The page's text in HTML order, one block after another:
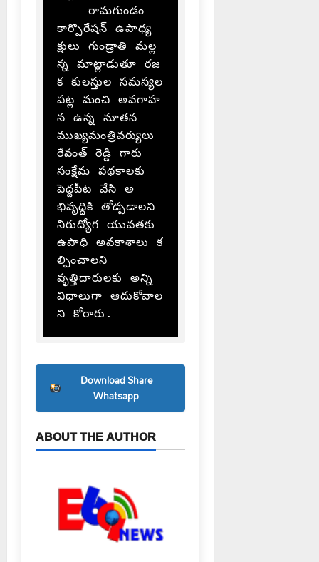
కార్పొరేషన్ ఉపాధ్య
క్షులు గుండ్రాతి మల్ల
న్న మాట్లాడుతూ రజ
క కులస్తుల సమస్యల
పట్ల మంచి అవగాహ
న ఉన్న నూతన
ముఖ్యమంత్రివర్యులు
రేవంత్ రెడ్డి గారు
సంక్షేమ పథకాలకు
పెద్దపీట వేసి అ
భివృద్ధికి తోడ్పడాలని
నిరుద్యోగ యువతకు
ఉపాధి అవకాశాలు క
ల్పించాలని
వృత్తిదారులకు అన్ని
విధాలుగా ఆదుకోవాల
ని కోరారు.
Download Share
Whatsapp
ABOUT THE AUTHOR